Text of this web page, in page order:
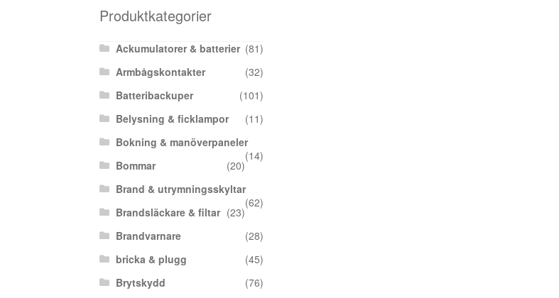
Produktkategorier
Ackumulatorer & batterier (81)
Armbågskontakter
(32)
Batteribackuper
(101)
Belysning & ficklampor
(11)
Bokning & manöverpaneler
(14)
Bommar
(20)
Brand & utrymningsskyltar
(62)
Brandsläckare & filtar (23)
Brandvarnare
(28)
bricka & plugg
(45)
Brytskydd
(76)